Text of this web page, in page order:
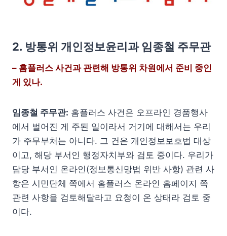
2. 방통위 개인정보윤리과 임종철 주무관
– 홈플러스 사건과 관련해 방통위 차원에서 준비 중인
게 있나.
임종철 주무관: 홈플러스 사건은 오프라인 경품행사
에서 벌어진 게 주된 일이라서 거기에 대해서는 우리
가 주무부처는 아니다. 그 건은 개인정보보호법 대상
이고, 해당 부서인 행정자치부와 검토 중이다. 우리가
담당 부서인 온라인(정보통신망법 위반 사항) 관련 사
항은 시민단체 쪽에서 홈플러스 온라인 홈페이지 쪽
관련 사항을 검토해달라고 요청이 온 상태라 검토 중
이다.